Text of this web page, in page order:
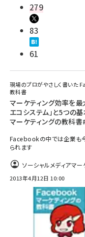
279
83
61
現場のプロがやさしく書いた
教科書
マーケティング効率を
エコシステム」と5つ
マーケティングの教科
Facebookの中では企業も
られます
ソーシャルメディアマー
2013年4月12日 10:00